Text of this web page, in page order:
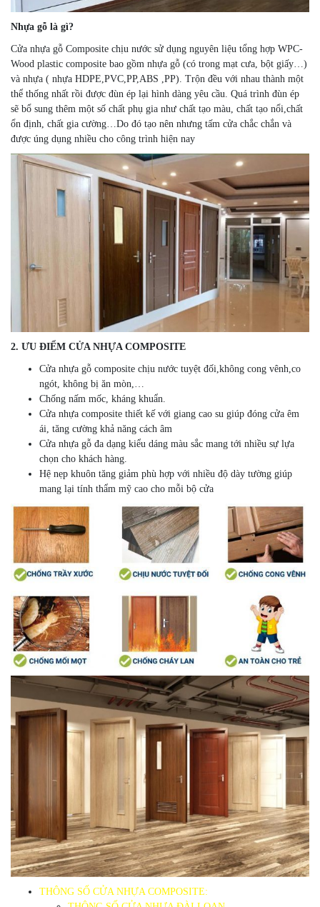
Nhựa gỗ là gì?
Cửa nhựa gỗ Composite chịu nước sử dụng nguyên liệu tổng hợp WPC-
Wood plastic composite bao gồm nhựa gỗ (có trong mạt cưa, bột giấy…)
và nhựa ( nhựa HDPE,PVC,PP,ABS ,PP). Trộn đều với nhau thành một
thể thống nhất rồi được đùn ép lại hình dàng yêu cầu. Quá trình đùn ép
sẽ bổ sung thêm một số chất phụ gia như chất tạo màu, chất tạo nổi,chất
ổn định, chất gia cường…Do đó tạo nên nhưng tấm cửa chắc chắn và
được úng dụng nhiều cho công trình hiện nay
2. ƯU ĐIỂM CỬA NHỰA COMPOSITE
Cửa nhựa gỗ composite chịu nước tuyệt đối,không cong vênh,co
ngót, không bị ăn mòn,…
Chống nấm mốc, kháng khuẩn.
Cửa nhựa composite thiết kế với giang cao su giúp đóng cửa êm
ái, tăng cường khả năng cách âm
Cửa nhựa gỗ đa dạng kiểu dáng màu sắc mang tới nhiều sự lựa
chọn cho khách hàng.
Hệ nẹp khuôn tăng giảm phù hợp với nhiều độ dày tường giúp
mang lại tính thẩm mỹ cao cho mỗi bộ cửa
THÔNG SỐ CỬA NHỰA COMPOSITE: